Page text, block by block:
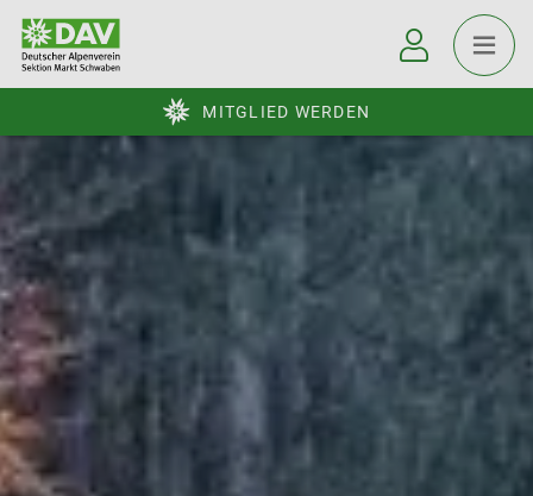
MITGLIED WERDEN